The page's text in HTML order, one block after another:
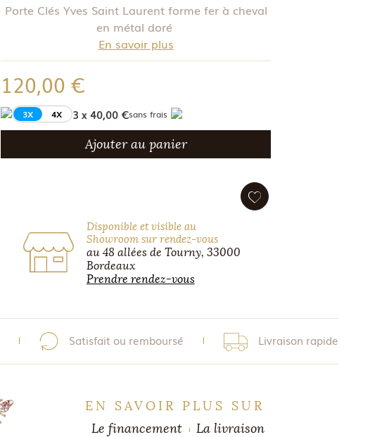
Porte Clés Yves Saint Laurent forme fer à cheval
en métal doré
En savoir plus
120,00 €
3X 4X 3 x 40,00 €sans frais
Ajouter au panier
Disponible et visible au
Showroom sur rendez-vous
au 48 allées de Tourny, 33000
Bordeaux
Prendre rendez-vous
Satisfait ou remboursé Livraison rapide
EN SAVOIR PLUS SUR
Le financement
La livraison